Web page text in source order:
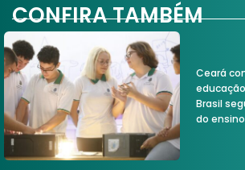
CONFIRA TAMBÉM
Ceará
Brasil
do